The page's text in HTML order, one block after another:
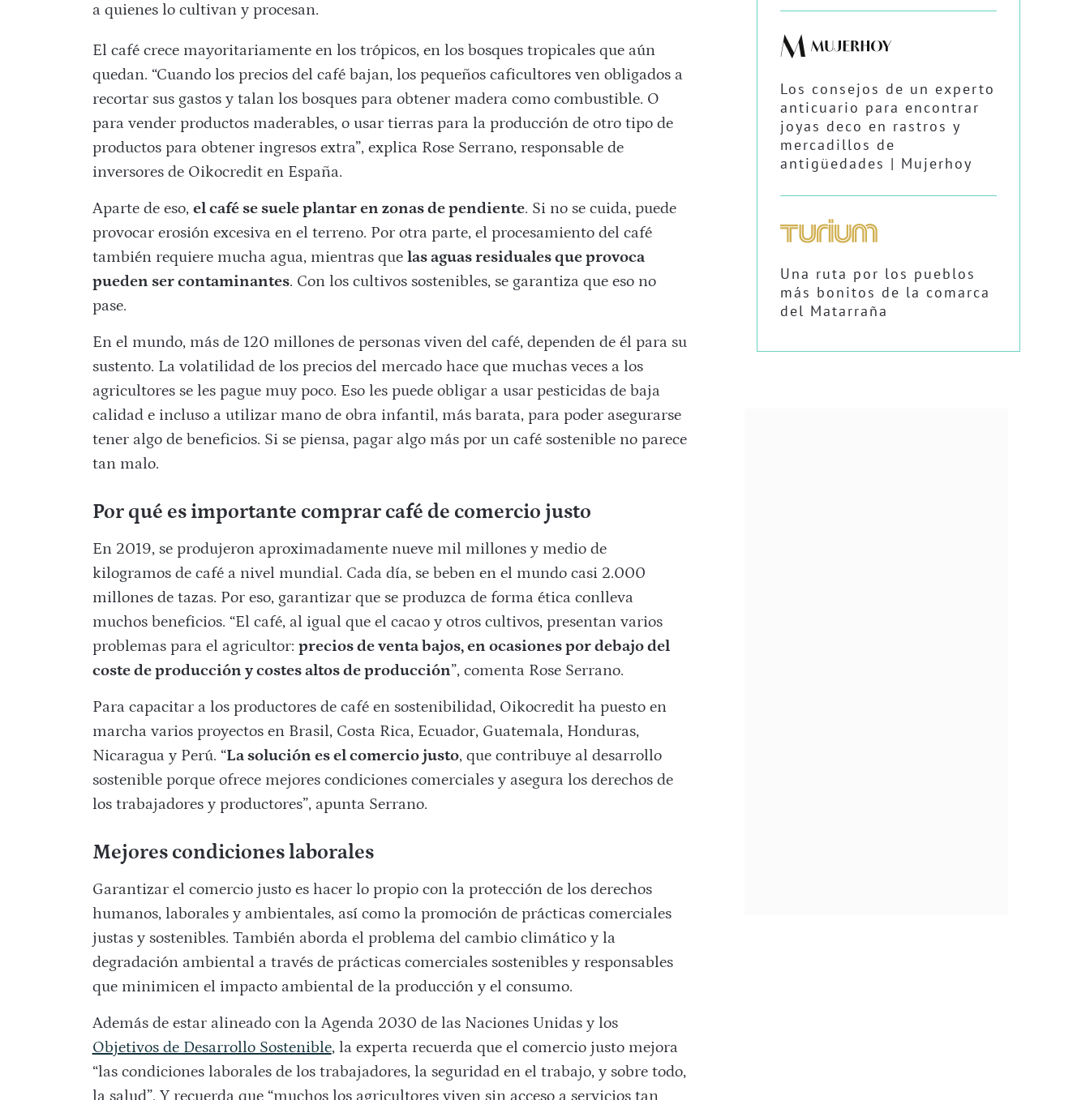
a quienes lo cultivan y procesan.
El café crece mayoritariamente en los trópicos, en los bosques tropicales que aún
quedan. “Cuando los precios del café bajan, los pequeños caficultores ven obligados a
recortar sus gastos y talan los bosques para obtener madera como combustible. O
para vender productos maderables, o usar tierras para la producción de otro tipo de
productos para obtener ingresos extra”, explica Rose Serrano, responsable de
inversores de Oikocredit en España.
Aparte de eso, el café se suele plantar en zonas de pendiente. Si no se cuida, puede
provocar erosión excesiva en el terreno. Por otra parte, el procesamiento del café
también requiere mucha agua, mientras que las aguas residuales que provoca
pueden ser contaminantes. Con los cultivos sostenibles, se garantiza que eso no
pase.
En el mundo, más de 120 millones de personas viven del café, dependen de él para su
sustento. La volatilidad de los precios del mercado hace que muchas veces a los
agricultores se les pague muy poco. Eso les puede obligar a usar pesticidas de baja
calidad e incluso a utilizar mano de obra infantil, más barata, para poder asegurarse
tener algo de beneficios. Si se piensa, pagar algo más por un café sostenible no parece
tan malo.
Por qué es importante comprar café de comercio justo
En 2019, se produjeron aproximadamente nueve mil millones y medio de
kilogramos de café a nivel mundial. Cada día, se beben en el mundo casi 2.000
millones de tazas. Por eso, garantizar que se produzca de forma ética conlleva
muchos beneficios. “El café, al igual que el cacao y otros cultivos, presentan varios
problemas para el agricultor: precios de venta bajos, en ocasiones por debajo del
coste de producción y costes altos de producción”, comenta Rose Serrano.
Para capacitar a los productores de café en sostenibilidad, Oikocredit ha puesto en
marcha varios proyectos en Brasil, Costa Rica, Ecuador, Guatemala, Honduras,
Nicaragua y Perú. “La solución es el comercio justo, que contribuye al desarrollo
sostenible porque ofrece mejores condiciones comerciales y asegura los derechos de
los trabajadores y productores”, apunta Serrano.
Mejores condiciones laborales
Garantizar el comercio justo es hacer lo propio con la protección de los derechos
humanos, laborales y ambientales, así como la promoción de prácticas comerciales
justas y sostenibles. También aborda el problema del cambio climático y la
degradación ambiental a través de prácticas comerciales sostenibles y responsables
que minimicen el impacto ambiental de la producción y el consumo.
Además de estar alineado con la Agenda 2030 de las Naciones Unidas y los
Objetivos de Desarrollo Sostenible, la experta recuerda que el comercio justo mejora
“las condiciones laborales de los trabajadores, la seguridad en el trabajo, y sobre todo,
la salud”. Y recuerda que “muchos los agricultores viven sin acceso a servicios tan
Los consejos de un experto
anticuario para encontrar
joyas deco en rastros y
mercadillos de
antigüedades | Mujerhoy
Una ruta por los pueblos
más bonitos de la comarca
del Matarraña